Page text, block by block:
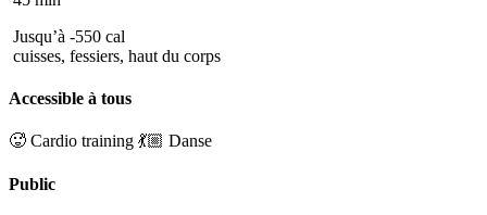
Jusqu’à -550 cal
cuisses, fessiers, haut du corps
Accessible à tous
🥵 Cardio training 💃🏼 Danse
Public